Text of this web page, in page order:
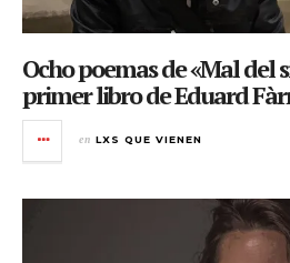
Ocho poemas de «Mal del
primer libro de Eduard
en LXS QUE VIENEN